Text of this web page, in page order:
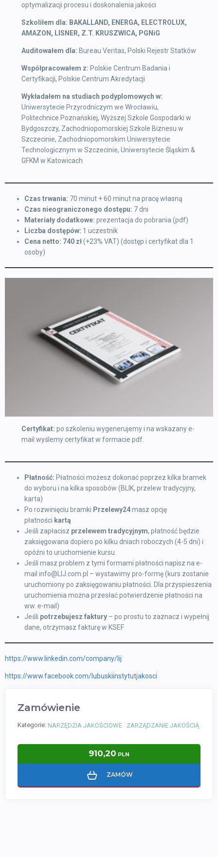
optymalizacji procesu i doskonalenia jakości
Szkoliłem dla: BAKALLAND, ENERGA, ELECTROLUX,
AMAZON, LISNER, Z.T. KRUSZWICA, PGNiG
Auditowałem dla: Bureau Veritas, Polski Rejestr Statków
Współpracowałem z: Polskie Centrum Badania i
Certyfikacji, Polskie Centrum Akredytacji
Wykładałem na studiach podyplomowych w:
Uniwersytecie Przyrodniczym we Wrocławiu,
Politechnice Poznańskiej, Wyższej Szkole Gospodarki w
Bydgoszczy, Zachodniopomorskiej Szkole Biznesu w
Szczecinie, Zachodniopomorskim Uniwersytecie
Technologicznym w Szczecinie, Uniwersytecie Śląskim &
GFKM w Katowicach
Czas trwania: 70 minut + 60 minut na pracę własną
Czas nieograniczonego dostępu: 7 dni
Materiały dodatkowe: prezentacja do pobrania (pdf)
Liczba dostępów: 1 uczestnik
Cena netto: 740 zł(+23% VAT) (dostęp i certyfikat dla 1
osoby)
Certyfikat:po szkoleniu wygenerujemy i na wskazany e-
mail wyślemy certyfikat w formacie pdf.
Płatność: Płatności możesz dokonać poprzez kilka bramek
do wyboru i na kilka sposobów (BLIK, przelew tradycyjny,
karta)
Po rozwinięciu bramki Przelewy24masz opcję
płatności kartą
Jeśli zapłacisz przelewem tradycyjnym, płatność będzie
zaksięgowana dopiero po kilku dniach roboczych (4-5 dni) i
opóźni to uruchomienie kursu
Jeśli masz problem z tymi formami płatności napisz na e-
mail info@LIJ.com.pl – wystawimy pro-formę (kurs zostanie
uruchomiony po zaksięgowaniu płatności. Dla przyspieszenia
uruchomienia można przesłać potwierdzenie płatności na
ww. e-mail)
Jeśli potrzebujesz faktury – po prostu to zaznacz i wypełnij
dane, otrzymasz fakturę w KSEF
https://www.linkedin.com/company/lij
https://www.facebook.com/lubuskiinstytutjakosci
Zamówienie
Kategorie: NARZĘDZIA JAKOŚCIOWE ZARZĄDZANIE JAKOŚCIĄ
910,20 PLN
ZAMÓW